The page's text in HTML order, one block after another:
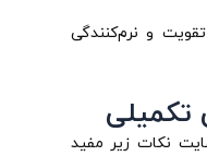
و نرم‌کنندگی
تکمیلی
نکات زیر مفید